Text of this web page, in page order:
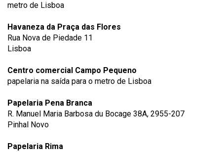
metro de Lisboa
Havaneza da Praça das Flores
Rua Nova de Piedade 11
Lisboa
Centro comercial Campo Pequeno
papelaria na saída para o metro de Lisboa
Papelaria Pena Branca
R. Manuel Maria Barbosa du Bocage 38A, 2955-207
Pinhal Novo
Papelaria Rima